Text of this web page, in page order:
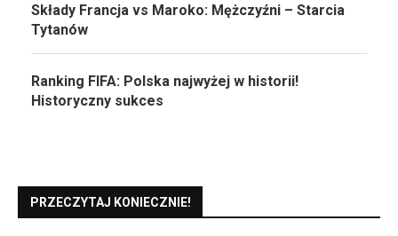
Składy Francja vs Maroko: Mężczyźni – Starcia
Tytanów
Ranking FIFA: Polska najwyżej w historii!
Historyczny sukces
PRZECZYTAJ KONIECZNIE!